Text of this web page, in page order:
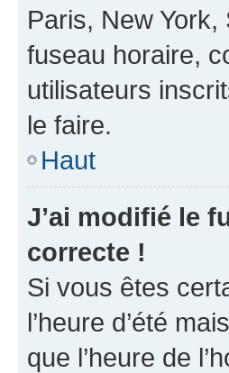
Paris, New
fuseau horaire,
utilisateurs
le faire.
Haut
J’ai modifié le
correcte !
Si vous êtes
l’heure d’été
que l’heure de